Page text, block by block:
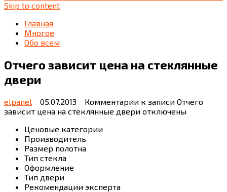
Skip to content
Главная
Многое
Обо всем
Отчего зависит цена на стеклянные
двери
elpanel 05.07.2013 Комментарии к записи Отчего
зависит цена на стеклянные двери отключены
Ценовые категории
Производитель
Размер полотна
Тип стекла
Оформление
Тип двери
Рекомендации эксперта